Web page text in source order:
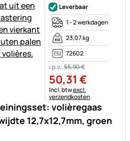
volièregaas
12,7x12,7mm, groen
Leverbaar
1 - 2 werkdagen
23,07 kg
72602
i.p.v.:55,90€
50,31 €
Belastinginformatie:
Incl. btwexcl.
verzendkosten